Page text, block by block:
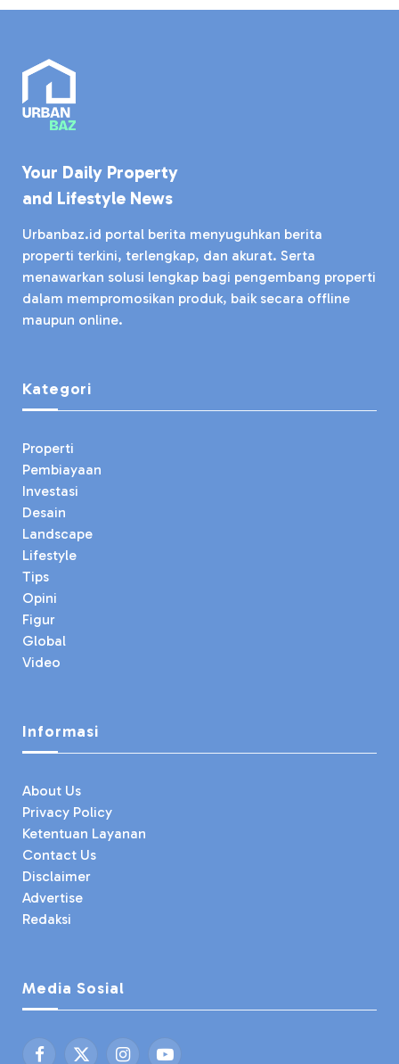
Your Daily Property
and Lifestyle News
Urbanbaz.id portal berita menyuguhkan berita
properti terkini, terlengkap, dan akurat. Serta
menawarkan solusi lengkap bagi pengembang properti
dalam mempromosikan produk, baik secara offline
maupun online.
Kategori
Properti
Pembiayaan
Investasi
Desain
Landscape
Lifestyle
Tips
Opini
Figur
Global
Video
Informasi
About Us
Privacy Policy
Ketentuan Layanan
Contact Us
Disclaimer
Advertise
Redaksi
Media Sosial